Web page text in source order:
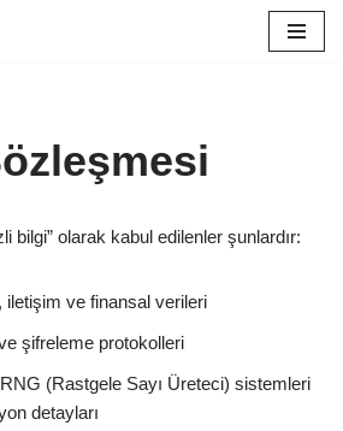
bilgi” olarak kabul edilenler şunlardır:
iletişim ve finansal verileri
şifreleme protokolleri
(Rastgele Sayı Üreteci) sistemleri
detayları